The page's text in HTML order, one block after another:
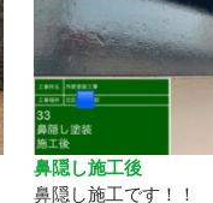
鼻隠し施工後
鼻隠し施工です！！